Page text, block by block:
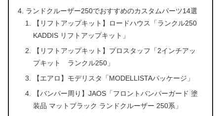
ランドクルーザー250でおすすめのカスタムパーツ14選
【リフトアップキット】ロードハウス「ランクル250
KADDIS リフトアップキット」
【リフトアップキット】プロスタッフ「2インチアッ
プキット ランクル250」
【エアロ】モデリスタ「MODELLISTAパッケージ」
【バンパー周り】JAOS「フロントバンパーガード 塗
装品 マットブラック ランドクルーザー 250系」